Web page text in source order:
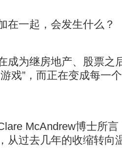
在一起，会发生什么？
成为继房地产、股票之
戏”，而正在变成每一
McAndrew博士所言
从过去几年的收缩转向